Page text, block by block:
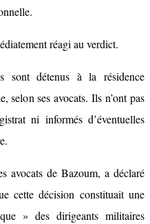
réagi au verdict.
sont détenus à la résidence
selon ses avocats. Ils n’ont pas
ni informés d’éventuelles
avocats de Bazoum, a déclaré
cette décision constituait une
» des dirigeants militaires